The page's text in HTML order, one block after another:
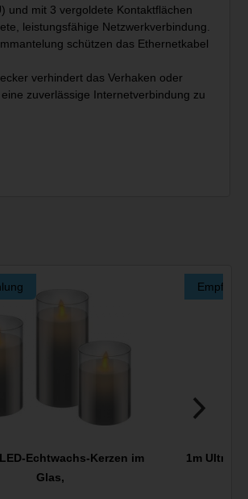
und mit 3 vergoldete Kontaktflächen
leistungsfähige Netzwerkverbindung.
schützen das Ethernetkabel
verhindert das Verhaken oder
zuverlässige Internetverbindung zu
Echtwachs-Kerzen im
Glas,
1m Ultra